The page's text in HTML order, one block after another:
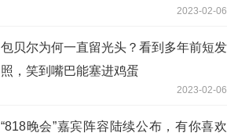
2023-02-06
包贝尔为何一直留光头？看到多年前短发
照，笑到嘴巴能塞进鸡蛋
2023-02-06
“818晚会”嘉宾阵容陆续公布，有你喜欢